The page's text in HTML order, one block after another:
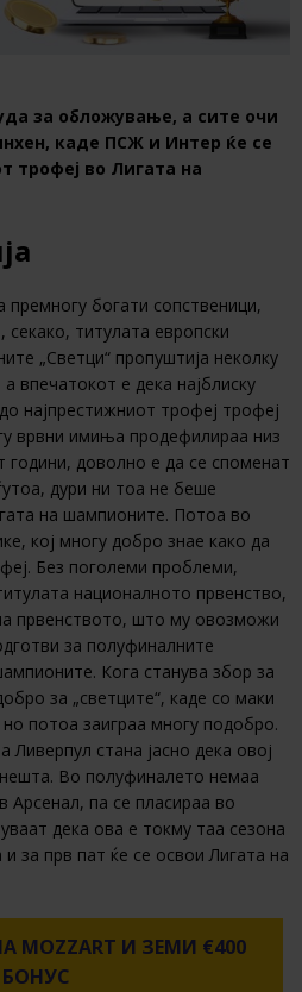
за обложување, а сите очи
каде ПСЖ и Интер ќе се
трофеј во Лигата на
богати сопственици,
титулата европски
„Светци“ пропуштија неколку
впечатокот е дека најблиску
најпрестижниот трофеј трофеј
врвни имиња продефилираа низ
години, доволно е да се споменат
дури ни тоа не беше
на шампионите. Потоа во
кој многу добро знае како да
Без поголеми проблеми,
националното првенство,
првенството, што му овозможи
за полуфиналните
Кога станува збор за
за „светците“, каде со маки
потоа заиграа многу подобро.
стана јасно дека овој
Во полуфиналето немаа
па се пласираа во
дека ова е токму таа сезона
и за прв пат ќе се освои Лигата на
MOZZART И ЗЕМИ €400
БОНУС